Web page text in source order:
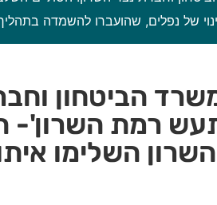
של נפלים, שהועברו להשמדה
הביטחון
רמת השרון'-
השלימו